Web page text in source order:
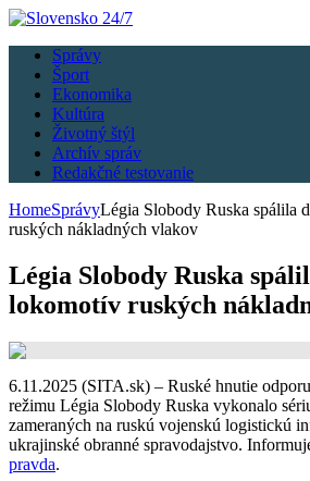
Správy
Šport
Ekonomika
Kultúra
Životný štýl
Archív správ
Redakčné testovanie
HomeSprávyLégia Slobody Ruska spálila
ruských nákladných vlakov
Légia Slobody Ruska
lokomotív ruských
6.11.2025 (SITA.sk) – Ruské hnutie
režimu Légia Slobody Ruska vykonalo
zameraných na ruskú vojenskú logistickú
ukrajinské obranné spravodajstvo.
pravda.